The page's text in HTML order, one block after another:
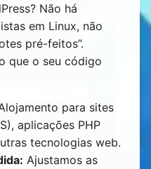
Não há
em Linux, não
pré-feitos”.
que o seu código
para sites
aplicações PHP
tecnologias web.
Ajustamos as